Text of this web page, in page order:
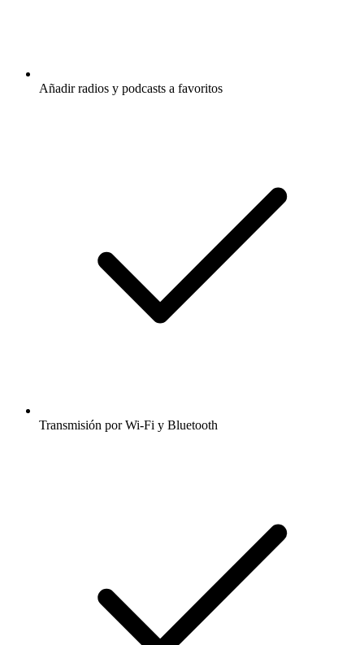
Añadir radios y podcasts a favoritos
Transmisión por Wi-Fi y Bluetooth